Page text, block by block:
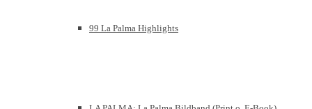
99 La Palma Highlights